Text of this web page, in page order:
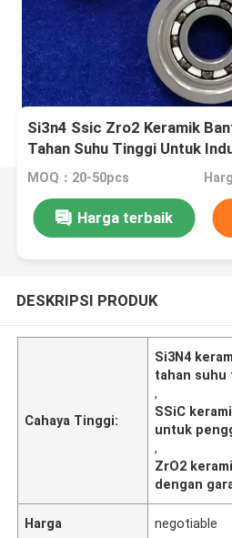
Si3n4 Ssic Zro2 Keramik
Tahan Suhu Tinggi Untuk
MOQ：20-50pcs
Harga terbaik
DESKRIPSI PRODUK
Cahaya Tinggi:
Si3N4
tahan suhu
,
SSiC
untuk
,
ZrO2
dengan
Harga negotiable